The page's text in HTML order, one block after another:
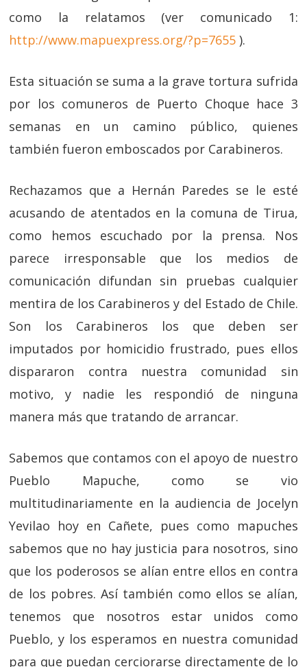
como la relatamos (ver comunicado 1:
http://www.mapuexpress.org/?p=7655 ).
Esta situación se suma a la grave tortura sufrida
por los comuneros de Puerto Choque hace 3
semanas en un camino público, quienes
también fueron emboscados por Carabineros.
Rechazamos que a Hernán Paredes se le esté
acusando de atentados en la comuna de Tirua,
como hemos escuchado por la prensa. Nos
parece irresponsable que los medios de
comunicación difundan sin pruebas cualquier
mentira de los Carabineros y del Estado de Chile.
Son los Carabineros los que deben ser
imputados por homicidio frustrado, pues ellos
dispararon contra nuestra comunidad sin
motivo, y nadie les respondió de ninguna
manera más que tratando de arrancar.
Sabemos que contamos con el apoyo de nuestro
Pueblo Mapuche, como se vio
multitudinariamente en la audiencia de Jocelyn
Yevilao hoy en Cañete, pues como mapuches
sabemos que no hay justicia para nosotros, sino
que los poderosos se alían entre ellos en contra
de los pobres. Así también como ellos se alían,
tenemos que nosotros estar unidos como
Pueblo, y los esperamos en nuestra comunidad
para que puedan cerciorarse directamente de lo